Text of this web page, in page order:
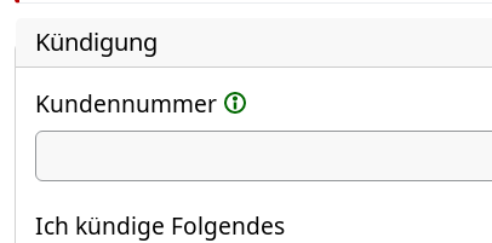
Kündigung
Kundennummer
Ich kündige
Ich kündige Folgendes